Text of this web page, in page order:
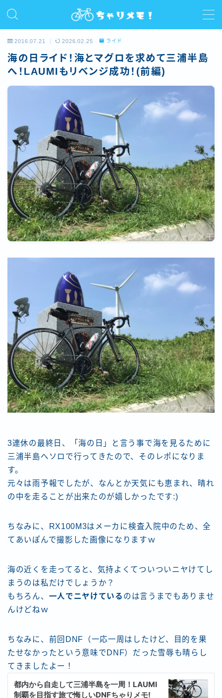
MENU
ホーム
ライド
サイクルコラム
レビュー/インプレ
お問い合わせ
2016.07.21 2026.02.25 ライド
海の日ライド！海とマグロを求めて三浦半島
へ！LAUMIもリベンジ成功！(前編)
3連休の最終日、「海の日」と言う事で海を見るために
三浦半島へソロで行ってきたので、そのレポになりま
す。
元々は雨予報でしたが、なんとか天気にも恵まれ、晴れ
の中を走ることが出来たのが嬉しかったです:)
ちなみに、RX100M3はメーカに検査入院中のため、全
てあいぽんで撮影した画像になりますｗ
海の近くを走ってると、気持よくてついついニヤけてし
まうのは私だけでしょうか？
もちろん、 一人でニヤけている のは言うまでもありませ
んけどねｗ
ちなみに、前回DNF（一応一周はしたけど、目的を果
たせなかったという意味でDNF）だった雪辱も晴らし
てきましたよー！